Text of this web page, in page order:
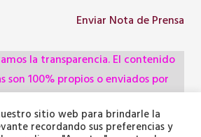
Enviar Nota de Prensa
la transparencia. El contenido
son 100% propios o enviados por
pero utilizamos herramientas de
sitio web para brindarle la
recordando sus preferencias y